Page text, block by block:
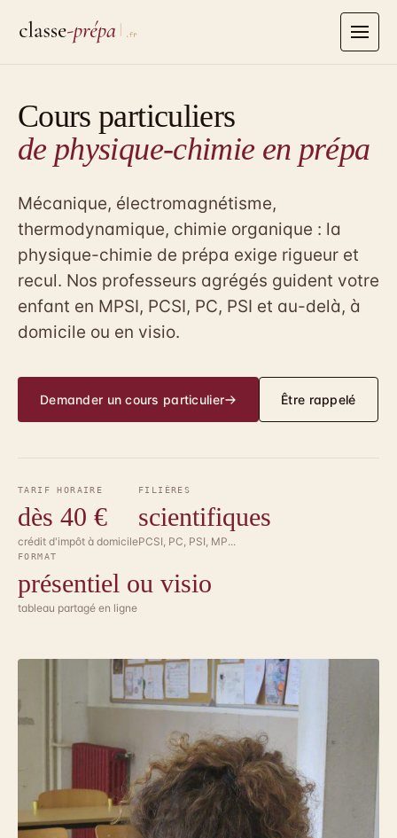
contenu
Cours particuliers
de physique-chimie en prépa
Mécanique, électromagnétisme,
thermodynamique, chimie organique : la
physique-chimie de prépa exige rigueur et
recul. Nos professeurs agrégés guident votre
enfant en MPSI, PCSI, PC, PSI et au-delà, à
domicile ou en visio.
Demander un cours particulier Être rappelé
TARIF HORAIRE
dès 40 €
crédit d'impôt à domicile
FILIÈRES
scientifiques
PCSI, PC, PSI, MP...
FORMAT
présentiel ou visio
tableau partagé en ligne